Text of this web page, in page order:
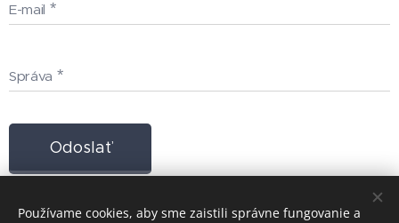
E-mail
Správa
Odoslať
Používame cookies, aby sme zaistili správne fungovanie a